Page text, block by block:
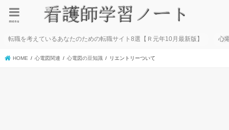
menu
転職を考えているあなたのための転職サイト8選【Ｒ元年10月最新版】 心
HOME 心電図関連 心電図の豆知識 リエントリーついて